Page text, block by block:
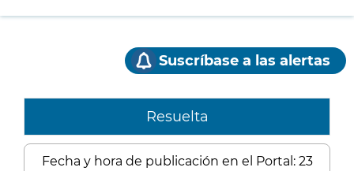
Suscríbase a las alertas
Resuelta
Fecha y hora de publicación en el Portal: 23